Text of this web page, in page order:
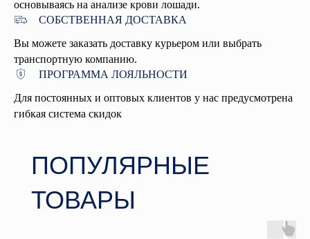
основываясь на анализе крови лошади.
СОБСТВЕННАЯ ДОСТАВКА
Вы можете заказать доставку курьером или выбрать
транспортную компанию.
ПРОГРАММА ЛОЯЛЬНОСТИ
Для постоянных и оптовых клиентов у нас предусмотрена
гибкая система скидок
сбалансированный рацион, подходящий
именно вашей лошади
ОСТАВЬТЕ ЗАЯВКУ